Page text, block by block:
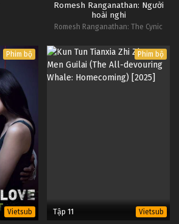
Romesh Ranganathan: Người
hoài nghi
Romesh Ranganathan: The Cynic
Phim bộ
Vietsub
Phim bộ
Tập 11 Vietsub